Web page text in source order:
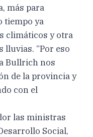
más para
tiempo ya
climáticos y otra
lluvias. “Por eso
Bullrich nos
de la provincia y
con el
las ministras
Social,